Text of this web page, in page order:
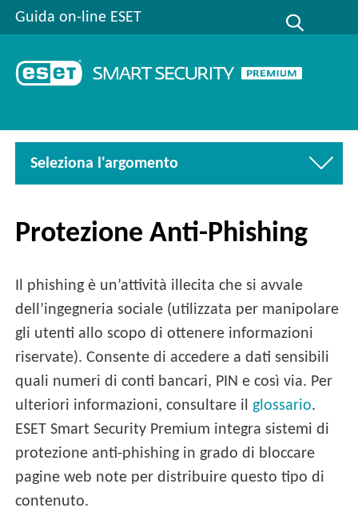
Guida on-line ESET
Seleziona l'argomento
Protezione Anti-Phishing
Il phishing è un’attività illecita che si avvale
dell’ingegneria sociale (utilizzata per manipolare
gli utenti allo scopo di ottenere informazioni
riservate). Consente di accedere a dati sensibili
quali numeri di conti bancari, PIN e così via. Per
ulteriori informazioni, consultare ilglossario.
ESET Smart Security Premium integra sistemi di
protezione anti-phishing in grado di bloccare
pagine web note per distribuire questo tipo di
contenuto.